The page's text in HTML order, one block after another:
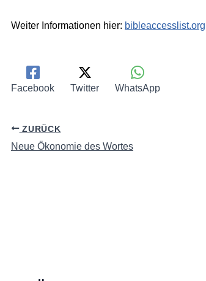
Weiter Informationen hier: bibleaccesslist.org
Facebook Twitter WhatsApp
ZURÜCK
Neue Ökonomie des Wortes